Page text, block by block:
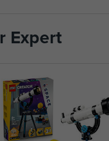
Expert